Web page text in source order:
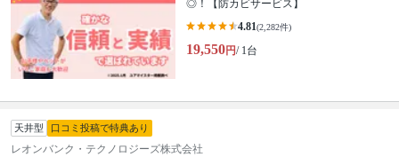
◎！【防カビサービス】
4.81(2,282件)
19,550円/ 1台
天井型 口コミ投稿で特典あり
レオンバンク・テクノロジーズ株式会社